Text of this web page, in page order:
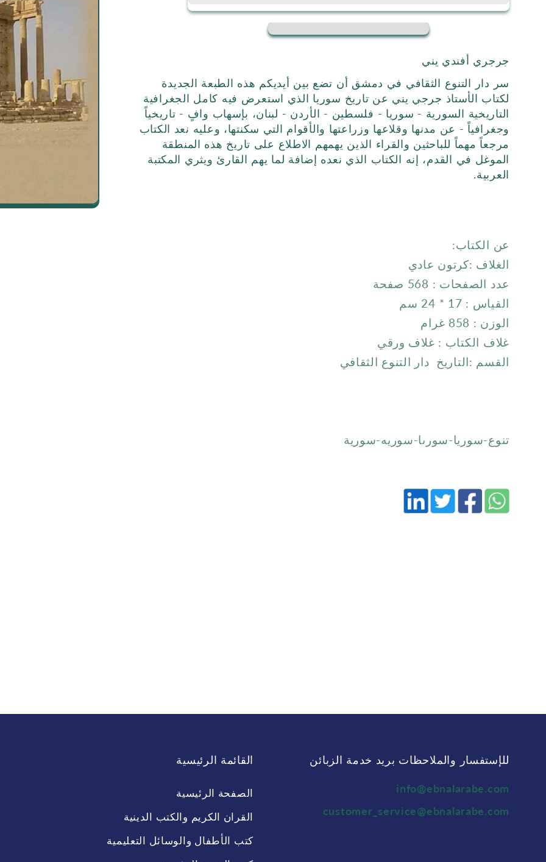
جرجري أفندي يني
سر دار التنوع الثقافي في دمشق أن تضع بين أيديكم هذه الطبعة الجديدة
لكتاب الأستاذ جرجي يني عن تاريخ سوريا الذي استعرض فيه كامل الجغرافية
التاريخية السورية - سوريا - فلسطين - الأردن - لبنان، بإسهاب وافٍ - تاريخياً
وجغرافياً - عن مدنها وقلاعها وزراعتها والأقوام التي سكنتها، وعليه نعد الكتاب
مرجعاً مهماً للباحثين والقراء الذين يهمهم الاطلاع على تاريخ هذه المنطقة
الموغل في القدم، إنه الكتاب الذي نعده إضافة لما يهم القارئ ويثري المكتبة
العربية.
عن الكتاب:
الغلاف :كرتون عادي
عدد الصفحات : 568 صفحة
القياس : 17 * 24 سم
الوزن : 858 غرام
غلاف الكتاب : غلاف ورقي
القسم :التاريخ دار التنوع الثقافي
تنوع-سوريا-سورىا-سوريه-سورية
القائمة الرئيسية
الصفحة الرئيسية
القران الكريم والكتب الدينية
كتب الأطفال والوسائل التعليمية
للإستفسار والملاحظات بريد خدمة الزبائن
info@ebnalarabe.com
customer_service@ebnalarabe.com